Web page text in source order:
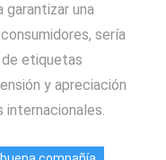
garantizar una
sería
etiquetas
y apreciación
internacionales.